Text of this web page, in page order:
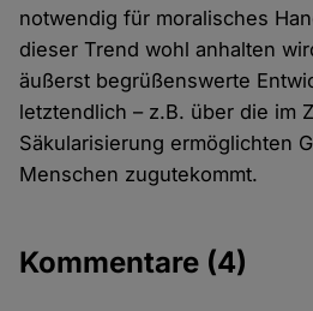
notwendig für moralisches
dieser Trend wohl anhalten
äußerst begrüßenswerte
letztendlich – z.B. über die im
Säkularisierung ermöglichten
Menschen zugutekommt.
Kommentare (4)